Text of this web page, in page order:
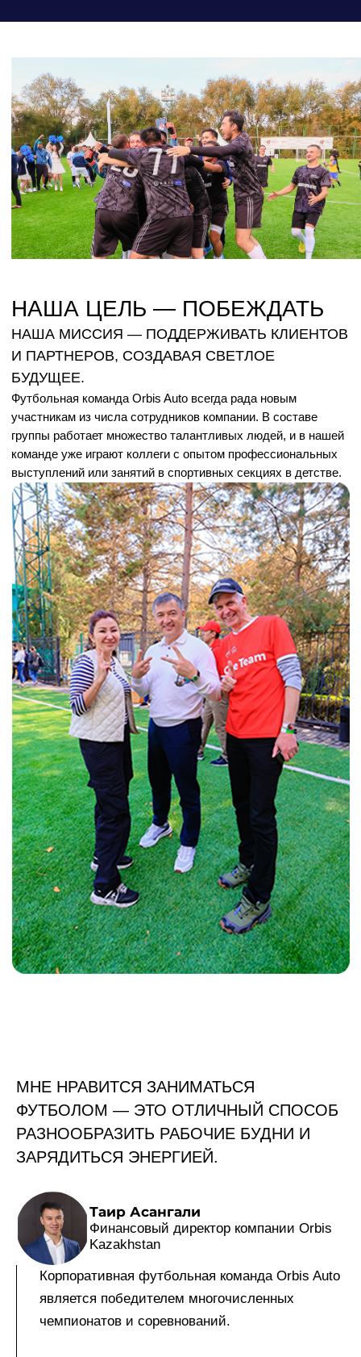
НАША ЦЕЛЬ — ПОБЕЖДАТЬ
НАША МИССИЯ — ПОДДЕРЖИВАТЬ КЛИЕНТОВ
И ПАРТНЕРОВ, СОЗДАВАЯ СВЕТЛОЕ
БУДУЩЕЕ.
Футбольная команда Orbis Auto всегда рада новым
участникам из числа сотрудников компании. В составе
группы работает множество талантливых людей, и в нашей
команде уже играют коллеги с опытом профессиональных
выступлений или занятий в спортивных секциях в детстве.
МНЕ НРАВИТСЯ ЗАНИМАТЬСЯ
ФУТБОЛОМ — ЭТО ОТЛИЧНЫЙ СПОСОБ
РАЗНООБРАЗИТЬ РАБОЧИЕ БУДНИ И
ЗАРЯДИТЬСЯ ЭНЕРГИЕЙ.
Таир Асангали
Финансовый директор компании Orbis
Kazakhstan
Корпоративная футбольная команда Orbis Auto
является победителем многочисленных
чемпионатов и соревнований.